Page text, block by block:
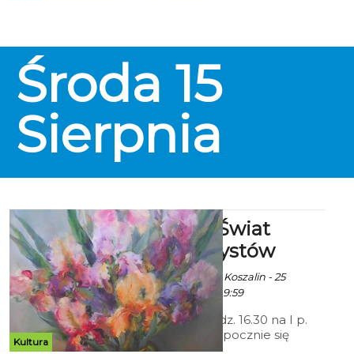
plenerze. Przed rozpoczęciem
sezonu zaplanowano szereg gier
kontrolnych.
Środa 15
Sierpnia
Kultura
Wystawa: Świat
oczami artystów
Ala za Urząd Miejski Koszalin - 25
Czerwca 2018 godz. 9:59
26 czerwca o godz. 16.30 na I p.
Galerii Ratusz rozpocznie się
wernisaż wystawy zbiorowej